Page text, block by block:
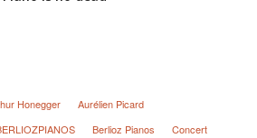
Honegger
Aurélien Picard
Berlioz Pianos
Concert